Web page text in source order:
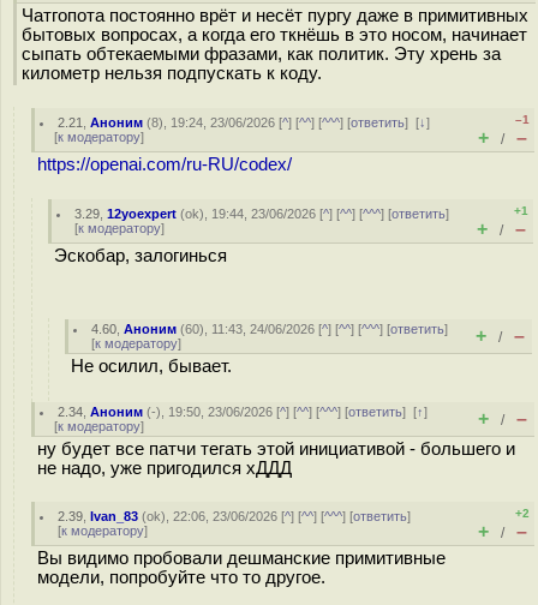
Чатгопота постоянно врёт и несёт пургу даже в примитивных
бытовых вопросах, а когда его ткнёшь в это носом, начинает
сыпать обтекаемыми фразами, как политик. Эту хрень за
километр нельзя подпускать к коду.
2.21 ,Аноним (8), 19:24, 23/06/2026 [^] [^^] [^^^] [ответить][↓]
[к модератору]
–1
+ / –
https://openai.com/ru-RU/codex/
3.29 ,12yoexpert (ok), 19:44, 23/06/2026 [^] [^^] [^^^] [ответить]
[к модератору]
+1
+ / –
Эскобар, залогинься
4.60 ,Аноним (60), 11:43, 24/06/2026 [^] [^^] [^^^] [ответить]
[к модератору] + / –
Не осилил, бывает.
2.34 ,Аноним (-), 19:50, 23/06/2026 [^] [^^] [^^^] [ответить][↑]
[к модератору] + / –
ну будет все патчи тегать этой инициативой - большего и
не надо, уже пригодился хДДД
2.39 ,Ivan_83 (ok), 22:06, 23/06/2026 [^] [^^] [^^^] [ответить]
[к модератору]
+2
+ / –
Вы видимо пробовали дешманские примитивные
модели, попробуйте что то другое.